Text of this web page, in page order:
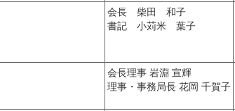
会長 柴田 和子
書記 小苅米 葉子
会長理事 岩淵 宣輝
理事・事務局長 花岡 千賀子